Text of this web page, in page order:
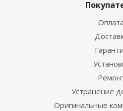
Оплата
Устранение
Оригинальные